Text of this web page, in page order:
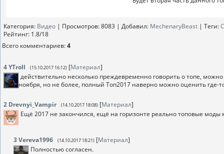
Категория: Видео | Просмотров: 8083 | Добавил: MechenaryBeast | Теги:
Рейтинг: 1.8/18
Всего комментариев:4
4YTroll (15.10.2017 16:12) [Материал]
действительно несколько преждевременно говорить о топе,
ноября, но не более, полный Топ2017 наверно можно оценить где-
2 Drevnyi_Vampir (14.10.2017 18:08) [Материал]
Ещё 2017 не закончился, ещё на горизонте реально топовые
3Vereva1996 (14.10.2017 18:21) [Материал]
Полностью согласен.